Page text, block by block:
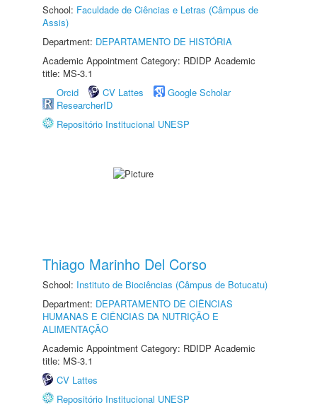
School: Faculdade de Ciências e Letras (Câmpus de
Assis)
Department: DEPARTAMENTO DE HISTÓRIA
Academic Appointment Category: RDIDP Academic
title: MS-3.1
Orcid
CV Lattes
Google Scholar
ResearcherID
Repositório Institucional UNESP
Thiago Marinho Del Corso
School: Instituto de Biociências (Câmpus de Botucatu)
Department: DEPARTAMENTO DE CIÊNCIAS
HUMANAS E CIÊNCIAS DA NUTRIÇÃO E
ALIMENTAÇÃO
Academic Appointment Category: RDIDP Academic
title: MS-3.1
CV Lattes
Repositório Institucional UNESP